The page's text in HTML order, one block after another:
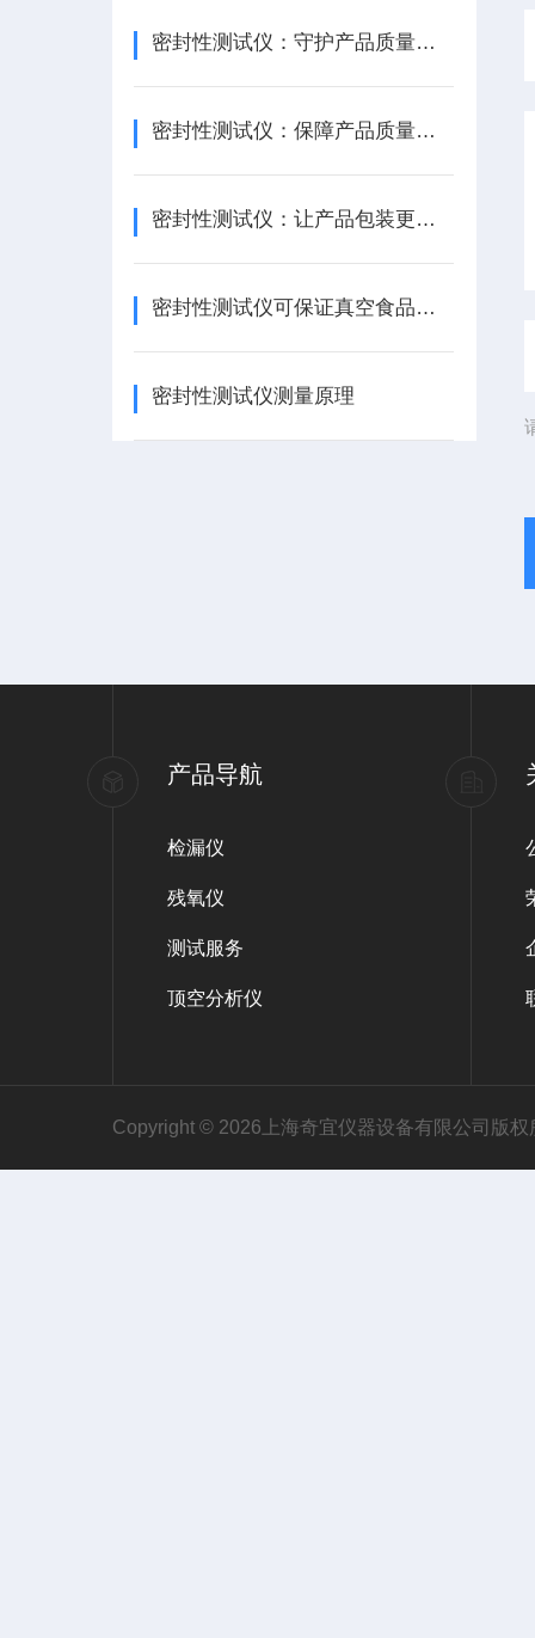
密封性测试仪：守护产品质量的神秘“守卫者”
密封性测试仪：保障产品质量的关键利器
密封性测试仪：让产品包装更可靠
密封性测试仪可保证真空食品安全可靠
密封性测试仪测量原理
产品导航
检漏仪
残氧仪
测试服务
顶空分析仪
Copyright © 2026上海奇宜仪器设备有限公司版